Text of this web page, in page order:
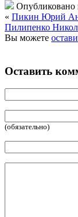
Опубликовано
« Пикин Юрий
Пилипенко
Вы можете
Оставить
(обязательно)